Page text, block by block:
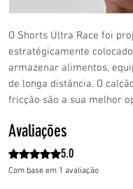
O Shorts Ultra Race foi
estratégicamente
armazenar alimentos,
de longa distância. O
fricção são a sua melhor
Avaliações
Rated 5 out of 5 stars.
5.0
Com base em 1 avaliação